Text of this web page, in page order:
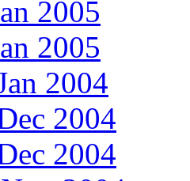
2005
2005
2004
2004
2004